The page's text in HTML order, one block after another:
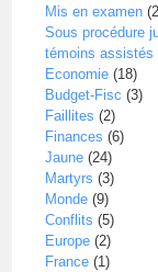
Mis en examen
Sous procédure
témoins assistés
Economie (18)
Budget-Fisc (3)
Faillites (2)
Finances (6)
Jaune (24)
Martyrs (3)
Monde (9)
Conflits (5)
Europe (2)
France (1)